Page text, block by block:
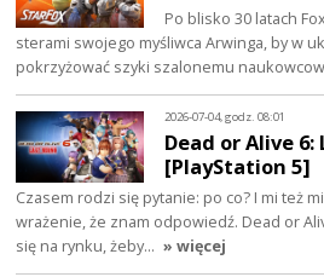
Po blisko 30 latach
sterami swojego myśliwca Arwinga, by w
pokrzyżować szyki szalonemu
2026-07-04, godz. 08:01
Dead or Alive 6:
[PlayStation 5]
Czasem rodzi się pytanie: po co? I mi też
wrażenie, że znam odpowiedź. Dead or
się na rynku, żeby… » więcej